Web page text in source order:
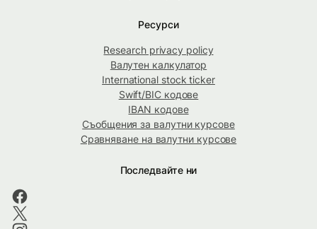
Ресурси
Research privacy policy
Валутен калкулатор
International stock ticker
Swift/BIC кодове
IBAN кодове
Съобщения за валутни курсове
Сравняване на валутни курсове
Последвайте ни